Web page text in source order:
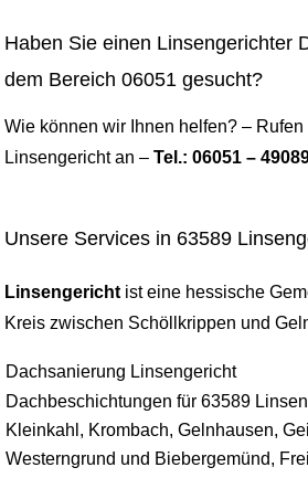
Haben Sie einen Linsengerichter
dem Bereich 06051 gesucht?
Wie können wir Ihnen helfen? –
Linsengericht an – Tel.: 06051 –
Unsere Services in 63589
Linsengericht ist eine hessische
Kreis zwischen Schöllkrippen und
Dachsanierung Linsengericht
Dachbeschichtungen für 63589
Kleinkahl, Krombach, Gelnhausen,
Westerngrund und Biebergemünd,